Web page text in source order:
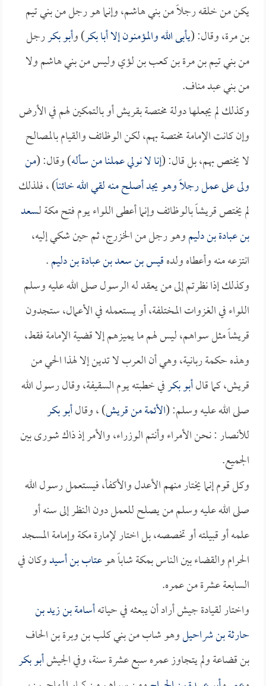
يكن من خلقه رجلاً من بني هاشم، وإنما هو رجل من بني تيم
بن مرة، وقال: (يأبى الله والمؤمنون إلاأبا بكر) وأبو بكررجل
من بني تيم بن مرة بن كعب بن لؤي وليس من بني هاشم ولا
من بني عبد مناف.
وكذلك لم يجعلها دولة مختصة بقريش أو بالتمكين لهم في الأرض
وإن كانت الإمامة مختصة بهم، لكن الوظائف والقيام بالمصالح
لا يختص بهم، بل قال: (إنا لا نولي عملنا من سأله) وقال: (من
ولى على عمل رجلاً وهو يجد أصلح منه لقي الله خائناً) ، فلذلك
لم يختص قريشاً بالوظائف وإنما أعطى اللواء يوم فتح مكة لـسعد
بن عبادة بن دليموهو رجل من الخزرج، ثم حين شكي إليه،
انتزعه منه وأعطاه ولدهقيس بن سعد بن عبادة بن دليم.
وكذلك إذا نظرتم إلى من يعقد له الرسول صلى الله عليه وسلم
اللواء في الغزوات المختلفة، أو يستعمله في الأعمال، ستجدون
قريشاً مثل سواهم، ليس لهم ما يميزهم إلا قضية الإمامة فقط،
وهذه حكمة ربانية، وهي أن العرب لا تدين إلا لهذا الحي من
قريش، كما قالأبو بكرفي خطبته يوم السقيفة، وقال رسول الله
صلى الله عليه وسلم: (الأئمة من قريش) ، وقالأبو بكر
للأنصار : نحن الأمراء وأنتم الوزراء، والأمر إذ ذاك شورى بين
الجميع.
وكل قوم إنما يختار منهم الأعدل والأكفأ، فيستعمل رسول الله
صلى الله عليه وسلم من يصلح للعمل دون النظر إلى سنه أو
علمه أو قبيلته أو تخصصه، بل اختار لإمارة مكة وإمامة المسجد
الحرام والقضاء بين الناس بمكة شاباً هوعتاب بن أسيدوكان في
السابعة عشرة من عمره.
واختار لقيادة جيش أراد أن يبعثه في حياتهأسامة بن زيد بن
حارثة بن شراحيلوهو شاب من بني كلب بن وبرة بن الحاف
بن قضاعة ولم يتجاوز عمره سبع عشرة سنة، وفي الجيشأبو بكر